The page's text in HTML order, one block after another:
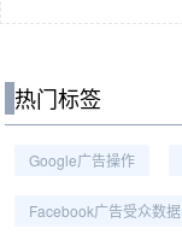
热门标签
Google广告操作
Facebook广告受众数据